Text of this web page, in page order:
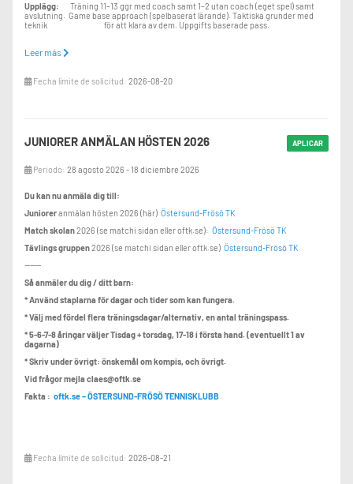
Upplägg:
Träning 11–13 ggr med coach samt 1–2 utan coach (eget spel) samt
avslutning. Game base approach (spelbaserat lärande). Taktiska grunder med
teknik för att klara av dem. Uppgifts baserade pass.
Kostnad:60 min/träning/bana/racket/bollar och coach: (alla måste vara
4st i gruppen 150kr/h. Exempel, 13 ggr,
Medlemsavgiften ger rätt att deltaga i kursen. Medlemsavgiften gäller kalender
år
Betalning:Faktura skickas till dig inom inför kursstart
(via mejl som du meddelat i anmälan).
Racketar:Provspela våra racketar i klubb shopen till en början.
Frågor= verksamhetschef oskar@oftk.se
Leer más
Fecha límite de solicitud: 2026-08-20
APLICAR
JUNIORER ANMÄLAN HÖSTEN 2026
Periodo: 28 agosto 2026 - 18 diciembre 2026
Du kan nu anmäla dig till:
Junioreranmälan hösten 2026 (här) Östersund-Frösö TK
Match skolan2026 (se matchi sidan eller oftk.se): Östersund-Frösö TK
Tävlings gruppen2026 (se matchi sidan eller oftk.se) Östersund-Frösö TK
------
Så anmäler du dig / ditt barn:
* Använd staplarna för dagar och tider som kan fungera.
* Välj med fördel flera träningsdagar/alternativ, en antal träningspass.
* 5-6-7-8 åringar väljer Tisdag + torsdag, 17-18 i första hand. (eventuellt 1 av
dagarna)
* Skriv under övrigt: önskemål om kompis, och övrigt.
Vid frågor mejla claes@oftk.se
Fakta : oftk.se – ÖSTERSUND-FRÖSÖ TENNISKLUBB
Fecha límite de solicitud: 2026-08-21